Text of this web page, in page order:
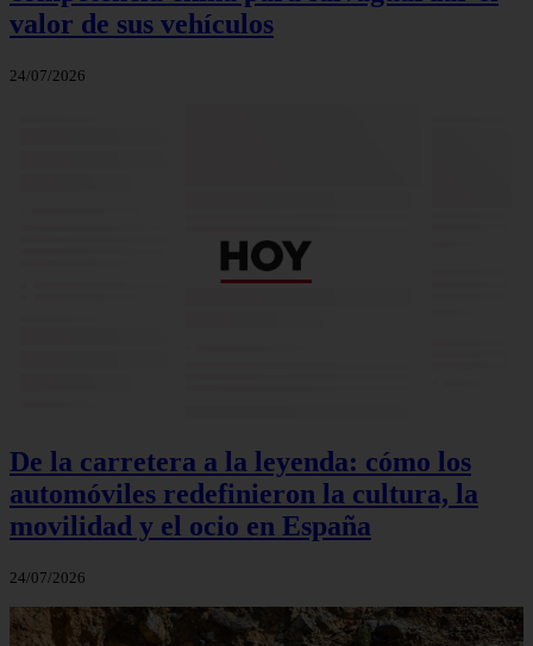
valor de sus vehículos
24/07/2026
De la carretera a la leyenda: cómo los
automóviles redefinieron la cultura, la
movilidad y el ocio en España
24/07/2026